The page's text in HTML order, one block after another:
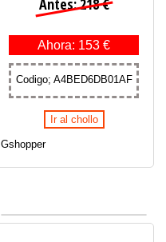
Antes: 218 €
Ahora: 153 €
Codigo; A4BED6DB01AF
Ir al chollo
Gshopper